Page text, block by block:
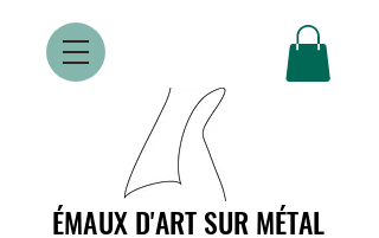
ÉMAUX D'ART SUR MÉTAL
ÉMAUX D'ART SUR MÉTAL